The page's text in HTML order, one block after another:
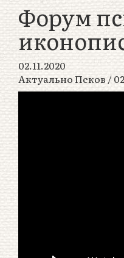
Форум
02.11.2020
Актуально Псков /